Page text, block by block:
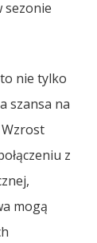
sezonie
nie tylko
szansa na
z
mogą